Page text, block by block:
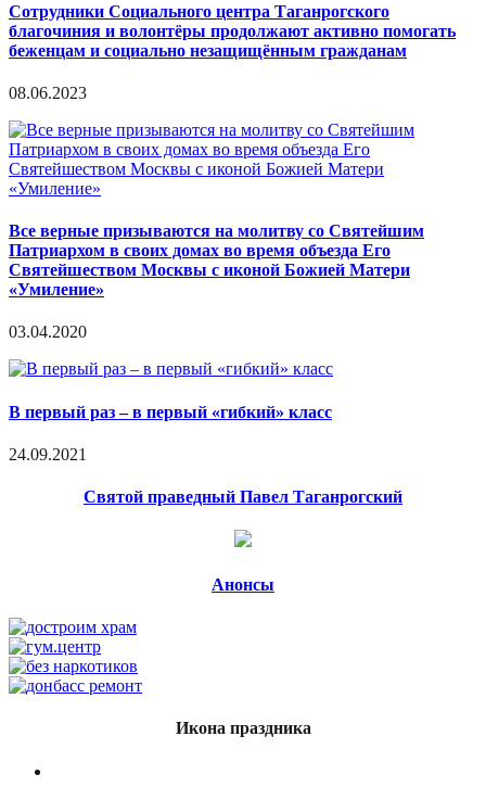
Сотрудники Социального центра Таганрогского
благочиния и волонтёры продолжают активно помогать
беженцам и социально незащищённым гражданам
08.06.2023
Все верные призываются на молитву со Святейшим
Патриархом в своих домах во время объезда Его
Святейшеством Москвы с иконой Божией Матери
«Умиление»
03.04.2020
В первый раз – в первый «гибкий» класс
24.09.2021
Святой праведный Павел Таганрогский
Анонсы
Икона праздника